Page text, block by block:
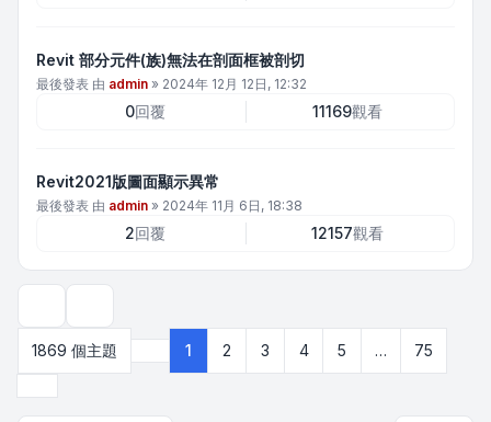
Revit 部分元件(族)無法在剖面框被剖切
最後發表 由 admin » 2024年 12月 12日, 12:32
0回覆 11169觀看
Revit2021版圖面顯示異常
最後發表 由 admin » 2024年 11月 6日, 18:38
2回覆 12157觀看
1869 個主題
第1 頁 (共 75 頁)
1 2 3 4 5 …
75